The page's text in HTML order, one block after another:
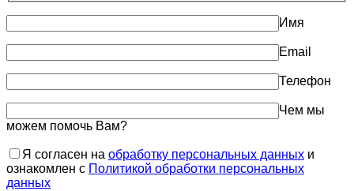
Имя
Email
Телефон
Чем мы
можем помочь Вам?
Я согласен на обработку персональных данных и
ознакомлен с Политикой обработки персональных
данных